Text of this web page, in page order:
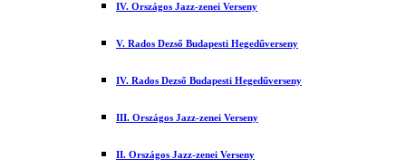
IV. Országos Jazz-zenei Verseny
V. Rados Dezső Budapesti Hegedűverseny
IV. Rados Dezső Budapesti Hegedűverseny
III. Országos Jazz-zenei Verseny
II. Országos Jazz-zenei Verseny